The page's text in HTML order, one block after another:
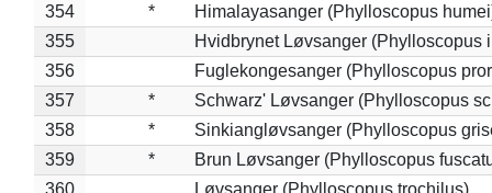
354
*
Himalayasanger (Phylloscopus
355
Hvidbrynet Løvsanger (Phylloscopus
356
Fuglekongesanger (Phylloscopus
357
*
Schwarz' Løvsanger (Phylloscopus
358
*
Sinkiangløvsanger (Phylloscopus
359
*
Brun Løvsanger (Phylloscopus
360
Løvsanger (Phylloscopus trochilus)